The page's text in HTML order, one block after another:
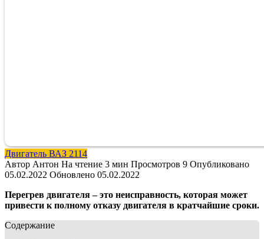
Двигатель ВАЗ 2114
Автор Антон На чтение 3 мин Просмотров 9 Опубликовано
05.02.2022 Обновлено 05.02.2022
Перегрев двигателя – это неисправность, которая может
привести к полному отказу двигателя в кратчайшие сроки.
Содержание